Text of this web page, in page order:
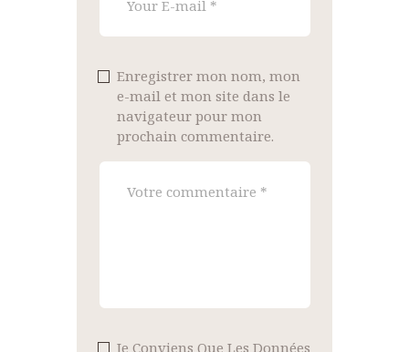
Enregistrer mon nom, mon
e-mail et mon site dans le
navigateur pour mon
prochain commentaire.
Je Conviens Que Les Données